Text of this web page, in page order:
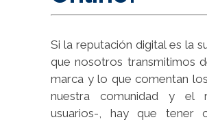
Si la reputación digital es la
que nosotros transmitimos
marca y lo que comentan
nuestra comunidad y el
usuarios-, hay que tener